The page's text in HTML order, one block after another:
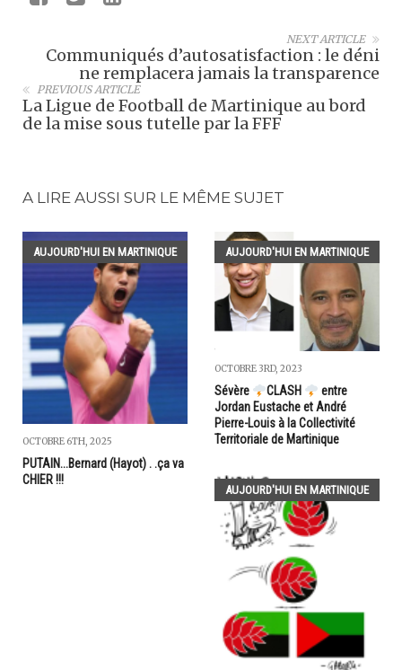
NEXT ARTICLE
Communiqués d’autosatisfaction : le déni
ne remplacera jamais la transparence
PREVIOUS ARTICLE
La Ligue de Football de Martinique au bord
de la mise sous tutelle par la FFF
A LIRE AUSSI SUR LE MÊME SUJET
AUJOURD'HUI EN MARTINIQUE
OCTOBRE 6TH, 2025
PUTAIN...Bernard (Hayot) . .ça va
CHIER !!!
AUJOURD'HUI EN MARTINIQUE
OCTOBRE 3RD, 2023
Sévère CLASH
entre
Jordan Eustache et André
Pierre-Louis à la Collectivité
Territoriale de Martinique
AUJOURD'HUI EN MARTINIQUE